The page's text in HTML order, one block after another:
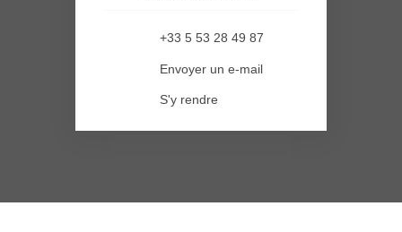
+33 5 53 28 49 87
Envoyer un e-mail
S'y rendre